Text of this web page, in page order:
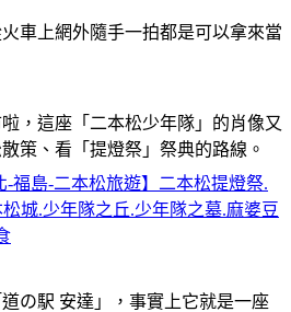
車上網外隨手一拍都是可以拿來當
，這座「二本松少年隊」的肖像又
策、看「提燈祭」祭典的路線。
-福島-二本松旅遊】二本松提燈祭.
城.少年隊之丘.少年隊之墓.麻婆豆
の駅 安達」，事實上它就是一座